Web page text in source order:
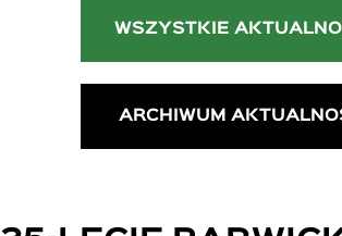
WSZYSTKIE
ARCHIWUM